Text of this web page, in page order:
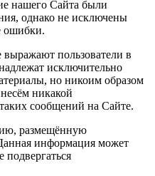
нашего Сайта были
однако не исключены
ошибки.
пользователи в
исключительно
но никоим образом
никакой
сообщений на Сайте.
размещённую
информация может
подвергаться